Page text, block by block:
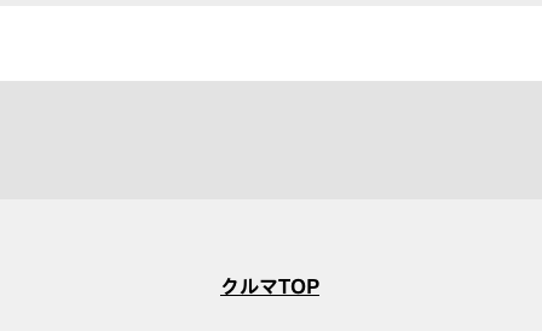
クルマTOP